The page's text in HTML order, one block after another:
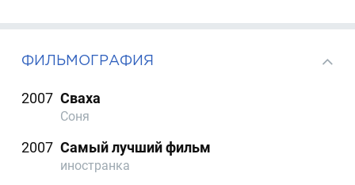
ФИЛЬМОГРАФИЯ
2007 Сваха
Соня
2007 Самый лучший фильм
иностранка